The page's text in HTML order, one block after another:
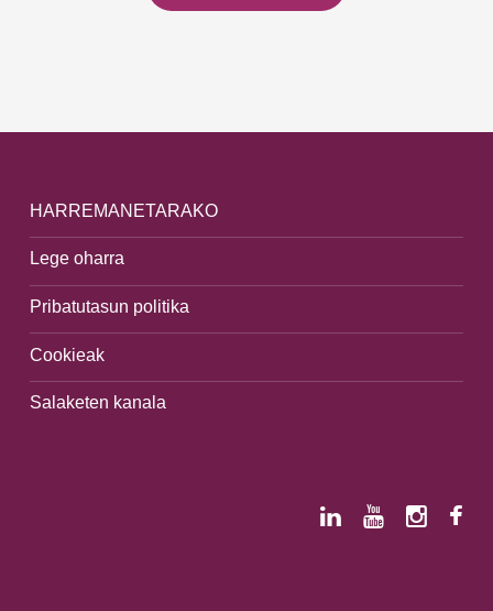
HARREMANETARAKO
Lege oharra
Pribatutasun politika
Cookieak
Salaketen kanala